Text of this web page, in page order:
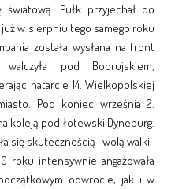
Pułk przyjechał do
już w sierpniu tego samego roku
została wysłana na front
walczyła pod Bobrujskiem,
natarcie 14. Wielkopolskiej
Pod koniec września 2.
koleją pod łotewski Dyneburg.
się skutecznością i wolą walki.
roku intensywnie angażowała
odwrocie, jak i w